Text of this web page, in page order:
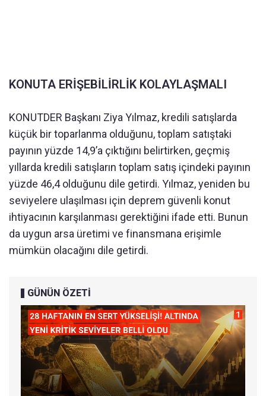
KONUTA ERİŞEBİLİRLİK KOLAYLAŞMALI
KONUTDER Başkanı Ziya Yılmaz, kredili satışlarda
küçük bir toparlanma olduğunu, toplam satıştaki
payının yüzde 14,9’a çıktığını belirtirken, geçmiş
yıllarda kredili satışların toplam satış içindeki payının
yüzde 46,4 olduğunu dile getirdi. Yılmaz, yeniden bu
seviyelere ulaşılması için deprem güvenli konut
ihtiyacının karşılanması gerektiğini ifade etti. Bunun
da uygun arsa üretimi ve finansmana erişimle
mümkün olacağını dile getirdi.
GÜNÜN ÖZETİ